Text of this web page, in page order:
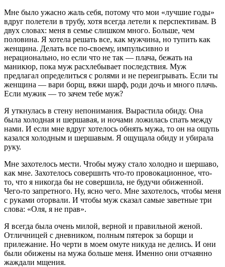
Мне было ужасно жаль себя, потому что мои «лучшие годы»
вдруг полетели в трубу, хотя всегда летели к перспективам. В
двух словах: меня в семье слишком много. Больше, чем
половина. Я хотела решать все, как мужчина, но тупить как
женщина. Делать все по-своему, импульсивно и
нерационально, но если что не так — плача, бежать на
маникюр, пока муж расхлебывает последствия. Муж
предлагал определиться с ролями и не переигрывать. Если ты
женщина — вари борщ, вяжи шарф, роди дочь и много плачь.
Если мужик — то зачем тебе муж?
Я уткнулась в стену непонимания. Вырастила обиду. Она
была холодная и шершавая, и ночами ложилась спать между
нами. И если мне вдруг хотелось обнять мужа, то он на ощупь
казался холодным и шершавым. Я ощущала обиду и убирала
руку.
Мне захотелось мести. Чтобы мужу стало холодно и шершаво,
как мне. Захотелось совершить что-то провокационное, что-
то, что я никогда бы не совершила, не будучи обиженной.
Чего-то запретного. Ну, ясно чего. Мне захотелось, чтобы меня
с руками оторвали. И чтобы муж сказал самые заветные три
слова: «Оля, я не прав».
Я всегда была очень милой, верной и правильной женой.
Отличницей с дневником, полным пятерок за борщи и
прилежание. Но черти в моем омуте никуда не делись. И они
были обижены на мужа больше меня. Именно они отчаянно
жаждали мщения.